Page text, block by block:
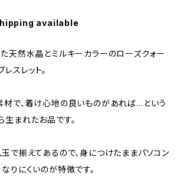
available
天然水晶とミルキーカラーのローズクォー
スレット。
材で、着け心地の良いものがあれば…という
まれたお品です。
で揃えてあるので、身につけたままパソコン
りにくいのが特徴です。